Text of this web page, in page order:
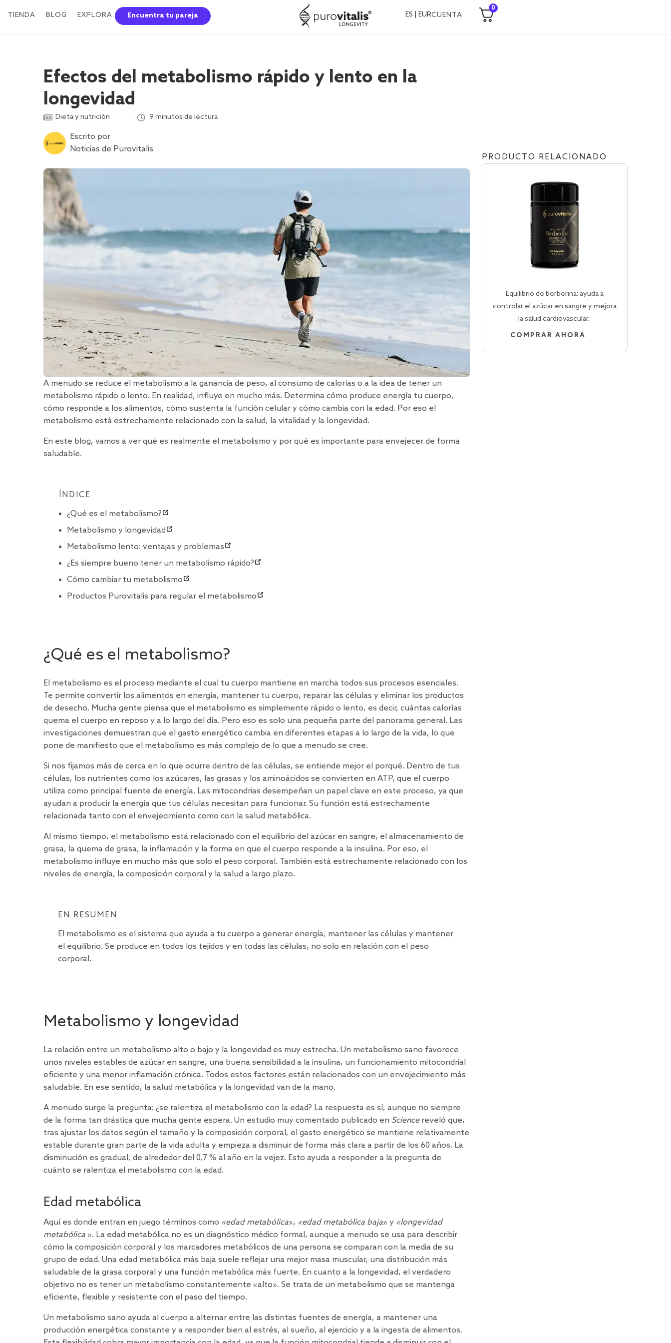
TIENDA BLOG EXPLORA Encuentra tu pareja ES | EURCUENTA
0
Efectos del metabolismo rápido y lento en la
longevidad
Dieta y nutrición 9 minutos de lectura
Escrito por
Noticias de Purovitalis
A menudo se reduce el metabolismo a la ganancia de peso, al consumo de calorías o a la idea de tener un
metabolismo rápido o lento. En realidad, influye en mucho más. Determina cómo produce energía tu cuerpo,
cómo responde a los alimentos, cómo sustenta la función celular y cómo cambia con la edad. Por eso el
metabolismo está estrechamente relacionado con la salud, la vitalidad y la longevidad.
En este blog, vamos a ver qué es realmente el metabolismo y por qué es importante para envejecer de forma
saludable.
ÍNDICE
¿Qué es el metabolismo?
Metabolismo y longevidad
Metabolismo lento: ventajas y problemas
¿Es siempre bueno tener un metabolismo rápido?
Cómo cambiar tu metabolismo
Productos Purovitalis para regular el metabolismo
¿Qué es el metabolismo?
El metabolismo es el proceso mediante el cual tu cuerpo mantiene en marcha todos sus procesos esenciales.
Te permite convertir los alimentos en energía, mantener tu cuerpo, reparar las células y eliminar los productos
de desecho. Mucha gente piensa que el metabolismo es simplemente rápido o lento, es decir, cuántas calorías
quema el cuerpo en reposo y a lo largo del día. Pero eso es solo una pequeña parte del panorama general. Las
investigaciones demuestran que el gasto energético cambia en diferentes etapas a lo largo de la vida, lo que
pone de manifiesto que el metabolismo es más complejo de lo que a menudo se cree.
Si nos fijamos más de cerca en lo que ocurre dentro de las células, se entiende mejor el porqué. Dentro de tus
células, los nutrientes como los azúcares, las grasas y los aminoácidos se convierten en ATP, que el cuerpo
utiliza como principal fuente de energía. Las mitocondrias desempeñan un papel clave en este proceso, ya que
ayudan a producir la energía que tus células necesitan para funcionar. Su función está estrechamente
relacionada tanto con el envejecimiento como con la salud metabólica.
Al mismo tiempo, el metabolismo está relacionado con el equilibrio del azúcar en sangre, el almacenamiento de
grasa, la quema de grasa, la inflamación y la forma en que el cuerpo responde a la insulina. Por eso, el
metabolismo influye en mucho más que solo el peso corporal. También está estrechamente relacionado con los
niveles de energía, la composición corporal y la salud a largo plazo.
EN RESUMEN
El metabolismo es el sistema que ayuda a tu cuerpo a generar energía, mantener las células y mantener
el equilibrio. Se produce en todos los tejidos y en todas las células, no solo en relación con el peso
corporal.
Metabolismo y longevidad
La relación entre un metabolismo alto o bajo y la longevidad es muy estrecha. Un metabolismo sano favorece
unos niveles estables de azúcar en sangre, una buena sensibilidad a la insulina, un funcionamiento mitocondrial
eficiente y una menor inflamación crónica. Todos estos factores están relacionados con un envejecimiento más
saludable. En ese sentido, la salud metabólica y la longevidad van de la mano.
A menudo surge la pregunta: ¿se ralentiza el metabolismo con la edad? La respuesta es sí, aunque no siempre
de la forma tan drástica que mucha gente espera. Un estudio muy comentado publicado en Sciencereveló que,
tras ajustar los datos según el tamaño y la composición corporal, el gasto energético se mantiene relativamente
estable durante gran parte de la vida adulta y empieza a disminuir de forma más clara a partir de los 60 años. La
disminución es gradual, de alrededor del 0,7 % al año en la vejez. Esto ayuda a responder a la pregunta de
cuánto se ralentiza el metabolismo con la edad.
Edad metabólica
Aquí es donde entran en juego términos como «edad metabólica», «edad metabólica baja» y «longevidad
metabólica ». La edad metabólica no es un diagnóstico médico formal, aunque a menudo se usa para describir
cómo la composición corporal y los marcadores metabólicos de una persona se comparan con la media de su
grupo de edad. Una edad metabólica más baja suele reflejar una mejor masa muscular, una distribución más
saludable de la grasa corporal y una función metabólica más fuerte. En cuanto a la longevidad, el verdadero
objetivo no es tener un metabolismo constantemente «alto». Se trata de un metabolismo que se mantenga
eficiente, flexible y resistente con el paso del tiempo.
Un metabolismo sano ayuda al cuerpo a alternar entre las distintas fuentes de energía, a mantener una
producción energética constante y a responder bien al estrés, al sueño, al ejercicio y a la ingesta de alimentos.
PRODUCTO RELACIONADO
Equilibrio de berberina: ayuda a
controlar el azúcar en sangre y mejora
la salud cardiovascular.
COMPRAR AHORA